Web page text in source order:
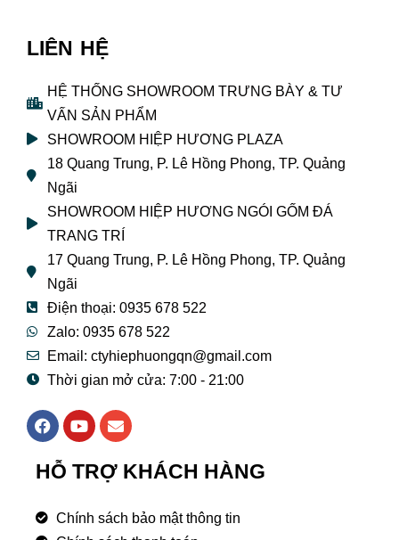
LIÊN HỆ
HỆ THỐNG SHOWROOM TRƯNG BÀY & TƯ
VẤN SẢN PHẨM
SHOWROOM HIỆP HƯƠNG PLAZA
18 Quang Trung, P. Lê Hồng Phong, TP. Quảng
Ngãi
SHOWROOM HIỆP HƯƠNG NGÓI GỐM ĐÁ
TRANG TRÍ
17 Quang Trung, P. Lê Hồng Phong, TP. Quảng
Ngãi
Điện thoại: 0935 678 522
Zalo: 0935 678 522
Email: ctyhiephuongqn@gmail.com
Thời gian mở cửa: 7:00 - 21:00
F
a
e
b
o
k
Y
o
t
u
e
E
n
e
l
p
e
HỖ TRỢ KHÁCH HÀNG
Chính sách bảo mật thông tin